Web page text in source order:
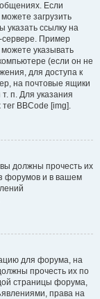
Если
загрузить
ссылку на
Пример
указывать
(если он не
для доступа к
на почтовые ящики
п. Для указания
BBCode [img].
должны прочесть их
форумов и в вашем
для форума, на
прочесть их по
страницы форума,
права на